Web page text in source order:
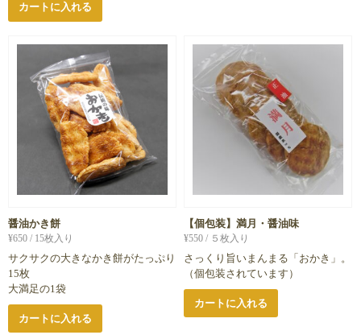
カートに入れる
醤油かき餅
¥650 / 15枚入り
サクサクの大きなかき餅がたっぷり
15枚
大満足の1袋
カートに入れる
【個包装】満月・醤油味
¥550 / ５枚入り
さっくり旨いまんまる「おかき」。
（個包装されています）
カートに入れる